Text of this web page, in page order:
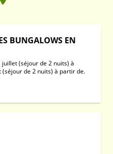
BUNGALOWS EN
(séjour de 2 nuits) à
de 2 nuits) à partir de.